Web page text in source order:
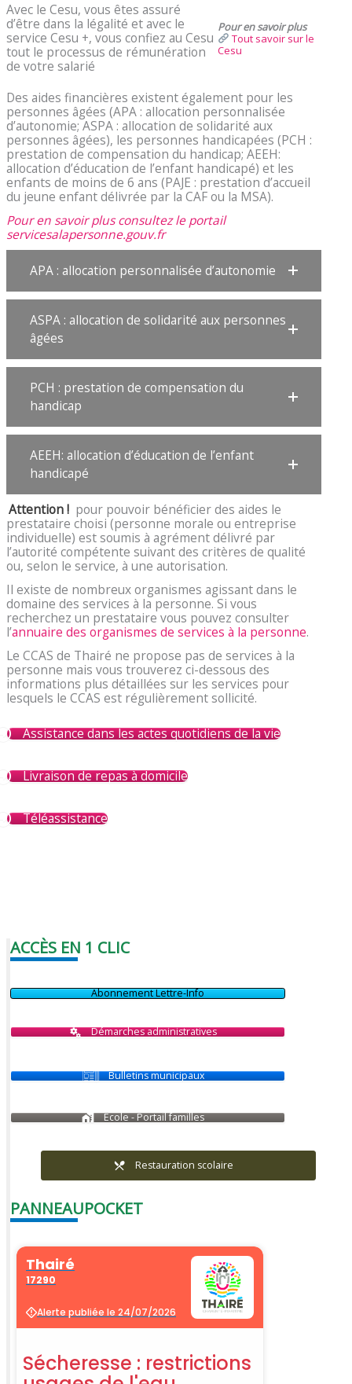
Avec le Cesu, vous êtes assuré
d’être dans la légalité et avec le
service Cesu +, vous confiez au Cesu
tout le processus de rémunération
de votre salarié
Pour en savoir plus
Tout savoir sur le
Cesu
Des aides financières existent également pour les
personnes âgées (APA : allocation personnalisée
d’autonomie; ASPA : allocation de solidarité aux
personnes âgées), les personnes handicapées (PCH :
prestation de compensation du handicap; AEEH:
allocation d’éducation de l’enfant handicapé) et les
enfants de moins de 6 ans (PAJE : prestation d’accueil
du jeune enfant délivrée par la CAF ou la MSA).
Pour en savoir plus consultez le portail
servicesalapersonne.gouv.fr
APA : allocation personnalisée d’autonomie
ASPA : allocation de solidarité aux personnes
âgées
PCH : prestation de compensation du
handicap
AEEH: allocation d’éducation de l’enfant
handicapé
Attention ! pour pouvoir bénéficier des aides le
prestataire choisi (personne morale ou entreprise
individuelle) est soumis à agrément délivré par
l’autorité compétente suivant des critères de qualité
ou, selon le service, à une autorisation.
Il existe de nombreux organismes agissant dans le
domaine des services à la personne. Si vous
recherchez un prestataire vous pouvez consulter
l’annuaire des organismes de services à la personne.
Le CCAS de Thairé ne propose pas de services à la
personne mais vous trouverez ci-dessous des
informations plus détaillées sur les services pour
lesquels le CCAS est régulièrement sollicité.
Assistance dans les actes quotidiens de la vie
Livraison de repas à domicile
Téléassistance
ACCÈS EN 1 CLIC
Abonnement Lettre-Info
Démarches administratives
Bulletins municipaux
École - Portail familles
Restauration scolaire
PANNEAUPOCKET